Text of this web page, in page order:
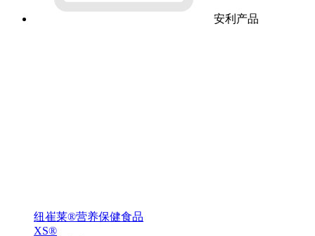
安利产品
纽崔莱®营养保健食品
XS®